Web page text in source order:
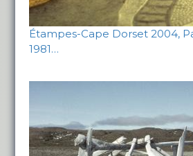
Étampes-Cape Dorset 2004,
1981…